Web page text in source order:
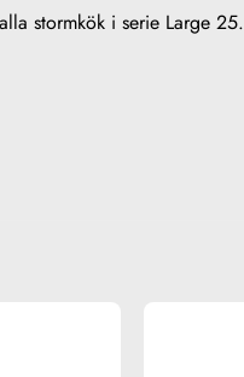
stormkök i serie Large 25.